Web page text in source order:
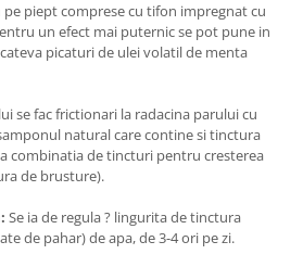
pe piept comprese cu tifon impregnat cu
un efect mai puternic se pot pune in
picaturi de ulei volatil de menta
se fac frictionari la radacina parului cu
natural care contine si tinctura
combinatia de tincturi pentru cresterea
de brusture).
Se ia de regula ? lingurita de tinctura
de pahar) de apa, de 3-4 ori pe zi.